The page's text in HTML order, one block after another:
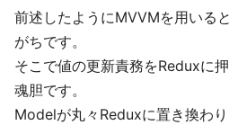
前述したようにMVVMを用いる
がちです。
そこで値の更新責務をReduxに
魂胆です。
Modelが丸々Reduxに置き換わり